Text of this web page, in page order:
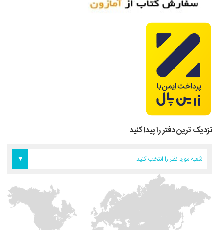
نزدیک ترین دفتر را پیدا کنید
شعبه مورد نظر را انتخاب کنید